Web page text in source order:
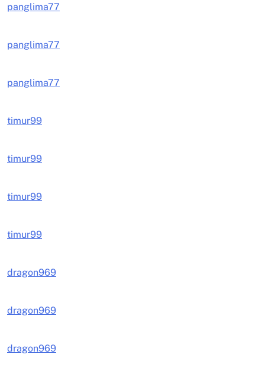
panglima77
panglima77
panglima77
timur99
timur99
timur99
timur99
dragon969
dragon969
dragon969